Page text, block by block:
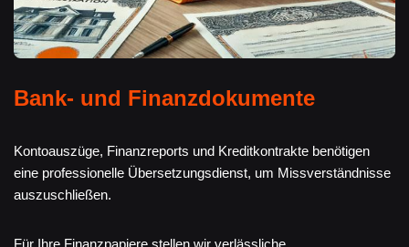
Bank- und Finanzdokumente
Kontoauszüge, Finanzreports und Kreditkontrakte benötigen
eine professionelle Übersetzungsdienst, um Missverständnisse
auszuschließen.